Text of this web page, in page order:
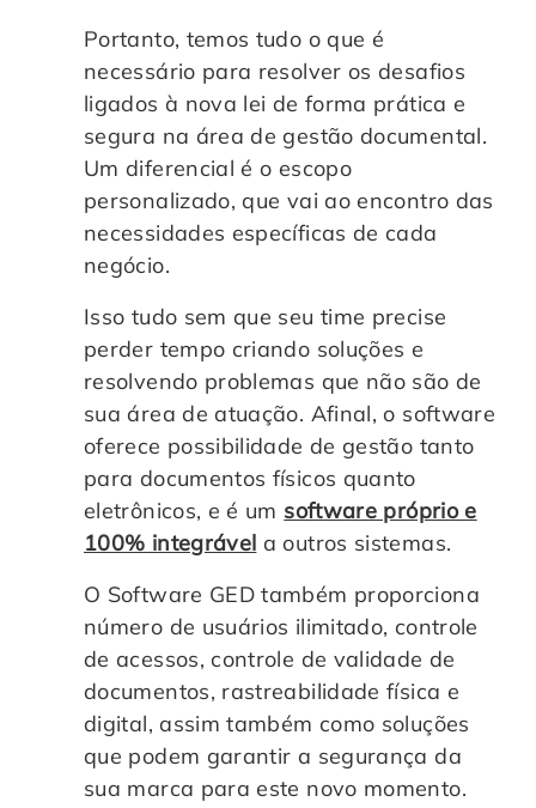
Portanto, temos tudo o que é
necessário para resolver os desafios
ligados à nova lei de forma prática e
segura na área de gestão documental.
Um diferencial é o escopo
personalizado, que vai ao encontro das
necessidades específicas de cada
negócio.
Isso tudo sem que seu time precise
perder tempo criando soluções e
resolvendo problemas que não são de
sua área de atuação. Afinal, o software
oferece possibilidade de gestão tanto
para documentos físicos quanto
eletrônicos, e é um software próprio e
100% integrável a outros sistemas.
O Software GED também proporciona
número de usuários ilimitado, controle
de acessos, controle de validade de
documentos, rastreabilidade física e
digital, assim também como soluções
que podem garantir a segurança da
sua marca para este novo momento.